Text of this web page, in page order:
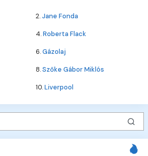
2.Jane Fonda
4.Roberta Flack
6.Gázolaj
8.Szőke Gábor Miklós
10.Liverpool